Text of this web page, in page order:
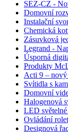
SEZ-CZ -
Domovní
Instalační
Chemická
Zásuvková
Legrand -
Úsporná
Produkty
Acti 9 – nový
Svítidla s
Domovní
Halogenová
LED
Ovládání
Designová